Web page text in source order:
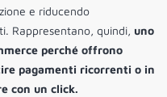
e riducendo
Rappresentano, quindi, uno
perché offrono
pagamenti ricorrenti o in
con un click.